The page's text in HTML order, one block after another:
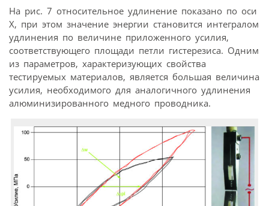
На рис. 7 относительное удлинение показано по оси
Х, при этом значение энергии становится интегралом
удлинения по величине приложенного усилия,
соответствующего площади петли гистерезиса. Одним
из параметров, характеризующих свойства
тестируемых материалов, является большая величина
усилия, необходимого для аналогичного удлинения
алюминизированного медного проводника.